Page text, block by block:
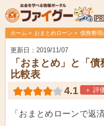
ホーム おまとめローン 債務整理
更新日：2019/11/07
「おまとめ」と「
比較表
4.1 ＋ 評
「おまとめローンで返